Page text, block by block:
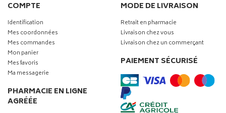
COMPTE
Identification
Mes coordonnées
Mes commandes
Mon panier
Mes favoris
Ma messagerie
PHARMACIE EN LIGNE
AGRÉÉE
MODE DE LIVRAISON
Retrait en pharmacie
Livraison chez vous
Livraison chez un commerçant
PAIEMENT SÉCURISÉ